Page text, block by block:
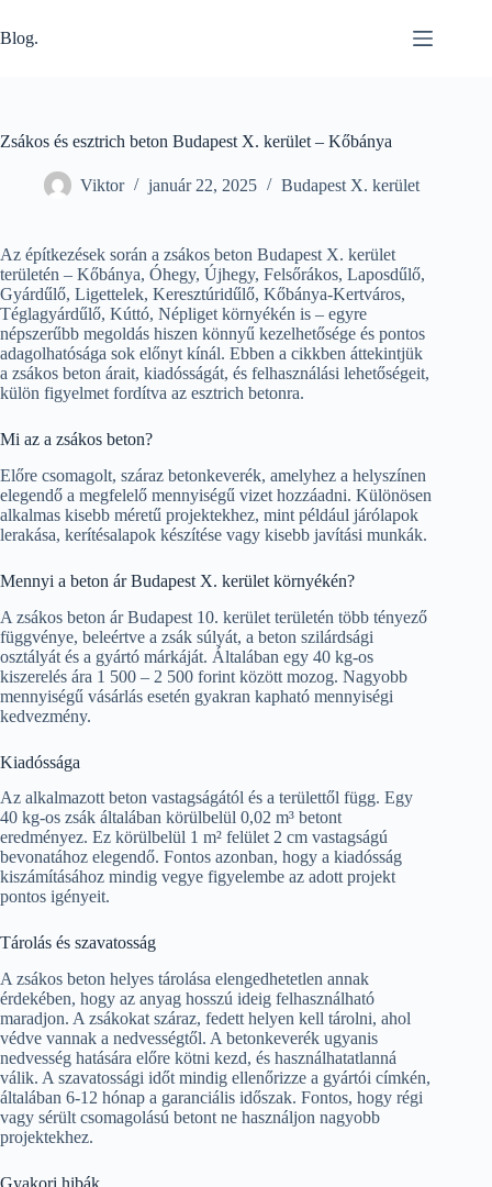
to
content
Blog.
Zsákos és esztrich beton Budapest X. kerület – Kőbánya
Viktor január 22, 2025 Budapest X. kerület
Az építkezések során a zsákos beton Budapest X. kerület
területén – Kőbánya, Óhegy, Újhegy, Felsőrákos, Laposdűlő,
Gyárdűlő, Ligettelek, Keresztúridűlő, Kőbánya-Kertváros,
Téglagyárdűlő, Kúttó, Népliget környékén is – egyre
népszerűbb megoldás hiszen könnyű kezelhetősége és pontos
adagolhatósága sok előnyt kínál. Ebben a cikkben áttekintjük
a zsákos beton árait, kiadósságát, és felhasználási lehetőségeit,
külön figyelmet fordítva az esztrich betonra.
Mi az a zsákos beton?
Előre csomagolt, száraz betonkeverék, amelyhez a helyszínen
elegendő a megfelelő mennyiségű vizet hozzáadni. Különösen
alkalmas kisebb méretű projektekhez, mint például járólapok
lerakása, kerítésalapok készítése vagy kisebb javítási munkák.
Mennyi a beton ár Budapest X. kerület környékén?
A zsákos beton ár Budapest 10. kerület területén több tényező
függvénye, beleértve a zsák súlyát, a beton szilárdsági
osztályát és a gyártó márkáját. Általában egy 40 kg-os
kiszerelés ára 1 500 – 2 500 forint között mozog. Nagyobb
mennyiségű vásárlás esetén gyakran kapható mennyiségi
kedvezmény.
Kiadóssága
Az alkalmazott beton vastagságától és a területtől függ. Egy
40 kg-os zsák általában körülbelül 0,02 m³ betont
eredményez. Ez körülbelül 1 m² felület 2 cm vastagságú
bevonatához elegendő. Fontos azonban, hogy a kiadósság
kiszámításához mindig vegye figyelembe az adott projekt
pontos igényeit.
Tárolás és szavatosság
A zsákos beton helyes tárolása elengedhetetlen annak
érdekében, hogy az anyag hosszú ideig felhasználható
maradjon. A zsákokat száraz, fedett helyen kell tárolni, ahol
védve vannak a nedvességtől. A betonkeverék ugyanis
nedvesség hatására előre kötni kezd, és használhatatlanná
válik. A szavatossági időt mindig ellenőrizze a gyártói címkén,
általában 6-12 hónap a garanciális időszak. Fontos, hogy régi
vagy sérült csomagolású betont ne használjon nagyobb
projektekhez.